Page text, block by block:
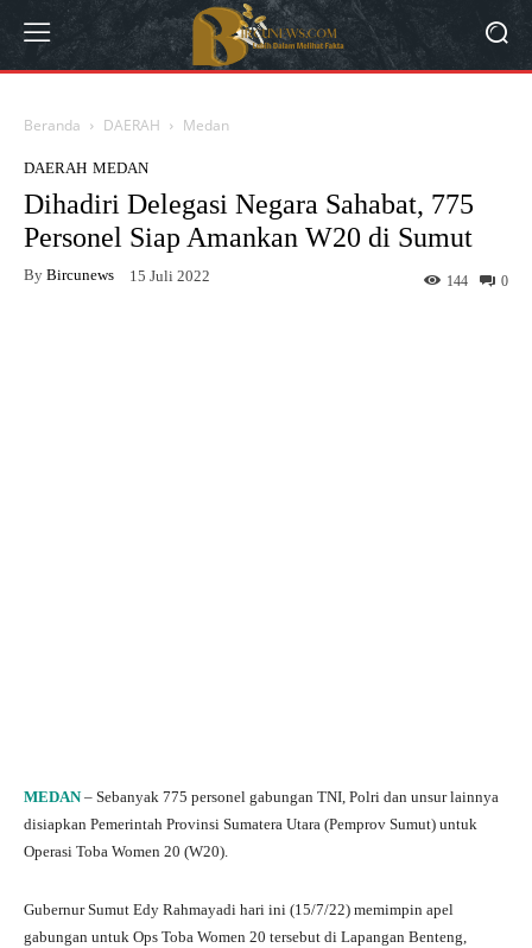
Beranda DAERAH Medan
DAERAH MEDAN
Dihadiri Delegasi Negara Sahabat, 775
Personel Siap Amankan W20 di Sumut
By Bircunews 15 Juli 2022 0
144
MEDAN – Sebanyak 775 personel gabungan TNI, Polri dan unsur lainnya
disiapkan Pemerintah Provinsi Sumatera Utara (Pemprov Sumut) untuk
Operasi Toba Women 20 (W20).
Gubernur Sumut Edy Rahmayadi hari ini (15/7/22) memimpin apel
gabungan untuk Ops Toba Women 20 tersebut di Lapangan Benteng,